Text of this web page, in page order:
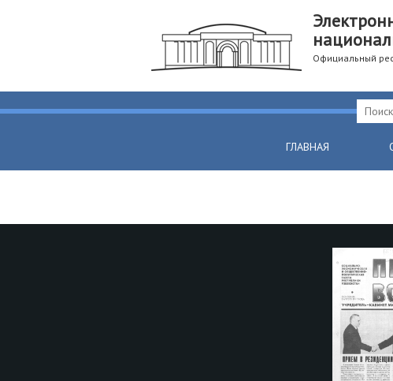
Официальный
ГЛАВНАЯ